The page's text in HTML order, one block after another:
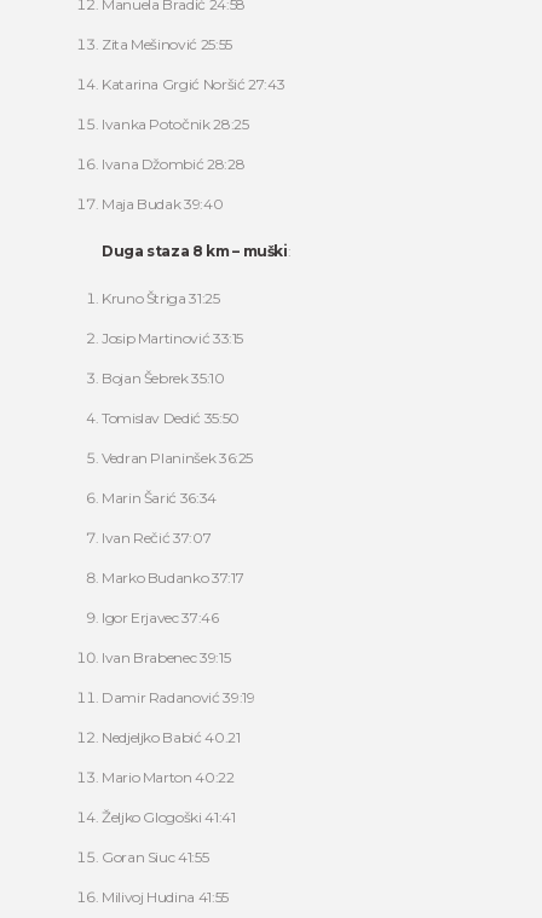
Manuela Bradić 24:58
Zita Mešinović 25:55
Katarina Grgić Noršić 27:43
Ivanka Potočnik 28:25
Ivana Džombić 28:28
Maja Budak 39:40
Duga staza 8 km – muški:
Kruno Štriga 31:25
Josip Martinović 33:15
Bojan Šebrek 35:10
Tomislav Dedić 35:50
Vedran Planinšek 36:25
Marin Šarić 36:34
Ivan Rečić 37:07
Marko Budanko 37:17
Igor Erjavec 37:46
Ivan Brabenec 39:15
Damir Radanović 39:19
Nedjeljko Babić 40.21
Mario Marton 40:22
Željko Glogoški 41:41
Goran Siuc 41:55
Milivoj Hudina 41:55